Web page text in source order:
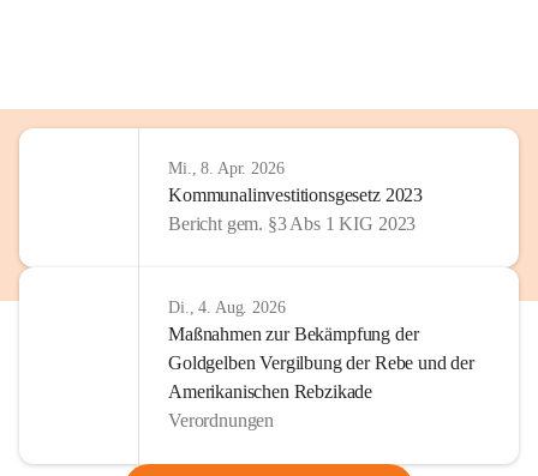
Mi., 8. Apr. 2026
Kommunalinvestitionsgesetz 2023
Bericht gem. §3 Abs 1 KIG 2023
Di., 4. Aug. 2026
Maßnahmen zur Bekämpfung der
Goldgelben Vergilbung der Rebe und der
Amerikanischen Rebzikade
Verordnungen